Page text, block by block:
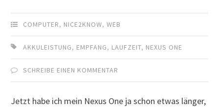
COMPUTER, NICE2KNOW,WEB
AKKULEISTUNG, EMPFANG, LAUFZEIT, NEXUS ONE
SCHREIBE EINEN KOMMENTAR
Jetzt habe ich mein Nexus One ja schon etwas länger,